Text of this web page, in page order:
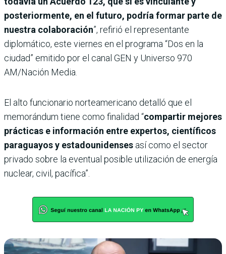
posteriormente, en el futuro, podría formar parte de
nuestra colaboración”, refirió el representante
diplomático, este viernes en el programa “Dos en la
ciudad” emitido por el canal GEN y Universo 970
AM/Nación Media.
El alto funcionario norteamericano detalló que el
memorándum tiene como finalidad “compartir mejores
prácticas e información entre expertos, científicos
paraguayos y estadounidenses así como el sector
privado sobre la eventual posible utilización de energía
nuclear, civil, pacífica”.